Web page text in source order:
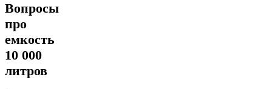
Вопросы
про
емкость
10 000
литров